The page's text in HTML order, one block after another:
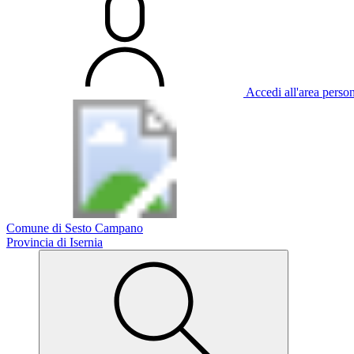
Accedi all'area
Comune di Sesto Campano
Provincia di Isernia